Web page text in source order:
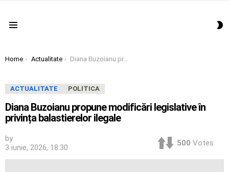
You are here:
Home Actualitate Diana Buzoianu propune modificări legislative în privința balastierelor ilegale
ACTUALITATE POLITICA
Diana Buzoianu propune modificări legislative în
privința balastierelor ilegale
by
3 iunie, 2026, 18:30
500 Votes